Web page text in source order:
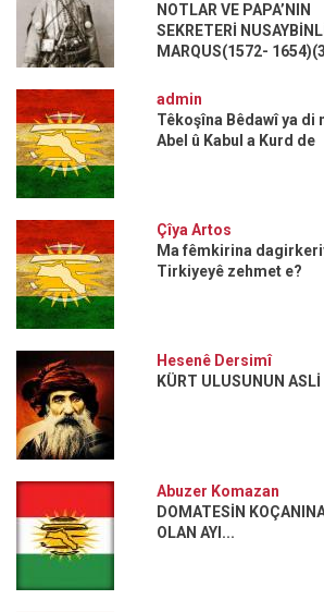
NOTLAR VE PAPA’NIN
SEKRETERİ
MARQUS(1572-
admin
Têkoşîna Bêdawî ya di
Abel û Kabul a Kurd de
Çîya Artos
Ma fêmkirina
Tirkiyeyê zehmet e?
Hesenê Dersimî
KÜRT ULUSUNUN ASLİ
Abuzer Komazan
DOMATESİN
OLAN AYI...